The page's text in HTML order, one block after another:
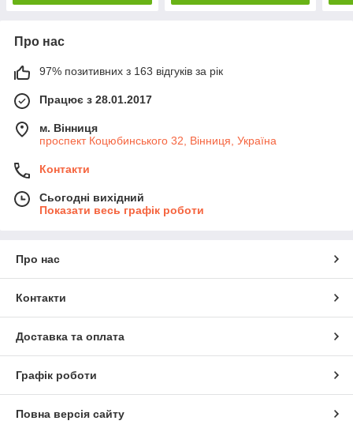
Про нас
97% позитивних з 163 відгуків за рік
Працює з 28.01.2017
м. Вінниця
проспект Коцюбинського 32, Вінниця, Україна
Контакти
Сьогодні вихідний
Показати весь графік роботи
Про нас
Контакти
Доставка та оплата
Графік роботи
Повна версія сайту